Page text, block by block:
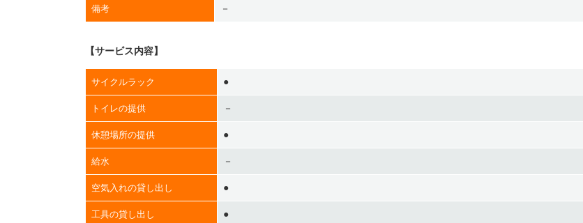
備考 －
【サービス内容】
サイクルラック ●
トイレの提供 －
休憩場所の提供 ●
給水 －
空気入れの貸し出し ●
工具の貸し出し ●